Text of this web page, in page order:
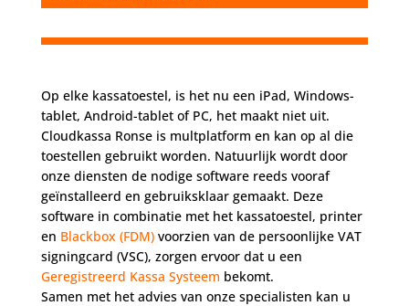
Op elke kassatoestel, is het nu een iPad, Windows-
tablet, Android-tablet of PC, het maakt niet uit.
Cloudkassa Ronse is multplatform en kan op al die
toestellen gebruikt worden. Natuurlijk wordt door
onze diensten de nodige software reeds vooraf
geïnstalleerd en gebruiksklaar gemaakt. Deze
software in combinatie met het kassatoestel, printer
en Blackbox (FDM)voorzien van de persoonlijke VAT
signingcard (VSC), zorgen ervoor dat u een
Geregistreerd Kassa Systeem bekomt.
Samen met het advies van onze specialisten kan u